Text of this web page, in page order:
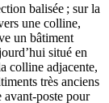
balisée ; sur la
une colline,
un bâtiment
situé en
colline adjacente,
très anciens
avant-poste pour